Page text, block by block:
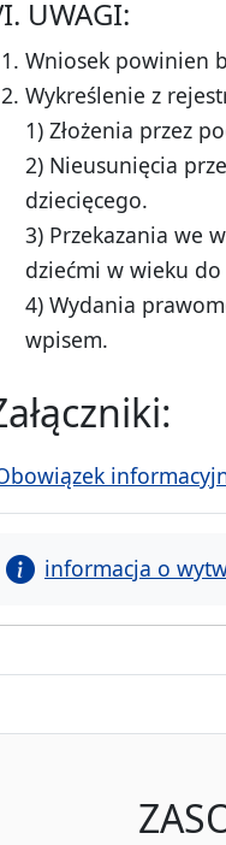
UWAGI:
Wniosek powinien
Wykreślenie z
1) Złożenia przez
2) Nieusunięcia
dziecięcego.
3) Przekazania we
dziećmi w wieku
4) Wydania
wpisem.
informacja o